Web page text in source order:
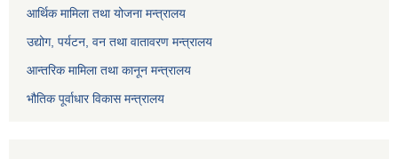
आर्थिक मामिला तथा योजना मन्त्रालय
उद्योग, पर्यटन, वन तथा वातावरण मन्त्रालय
आन्तरिक मामिला तथा कानून मन्त्रालय
भौतिक पूर्वाधार विकास मन्त्रालय